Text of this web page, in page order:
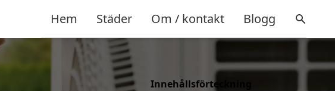
Hem Städer Om / kontakt Blogg
Innehållsförteckning